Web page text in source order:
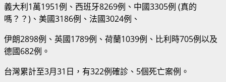
義大利1萬1951例、西班牙8269例、中國3305例 (真的
嗎？？)、美國3186例、法國3024例、
伊朗2898例、英國1789例、荷蘭1039例、比利時705例以及
德國682例。
台灣累計至3月31日，有322例確診、5個死亡案例。